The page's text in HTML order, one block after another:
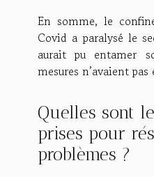
En somme, le
Covid a paralysé le
aurait pu entamer
mesures n’avaient pas
Quelles sont
prises pour
problèmes ?